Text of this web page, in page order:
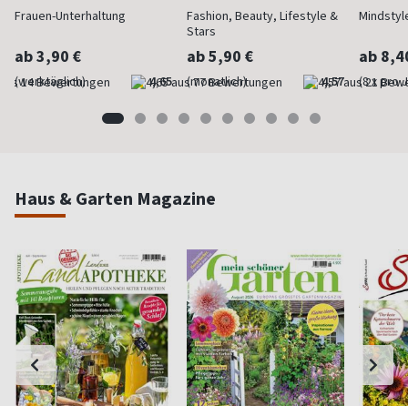
Frauen-Unterhaltung
ab 3,90 €
(werktäglich) 4,65
Fashion, Beauty, Lifestyle &
Stars
ab 5,90 €
(monatlich) 4,57
ab
(8 x pro
Haus & Garten Magazine